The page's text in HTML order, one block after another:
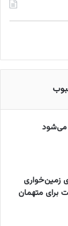
زمین‌خواری
برای متهمان